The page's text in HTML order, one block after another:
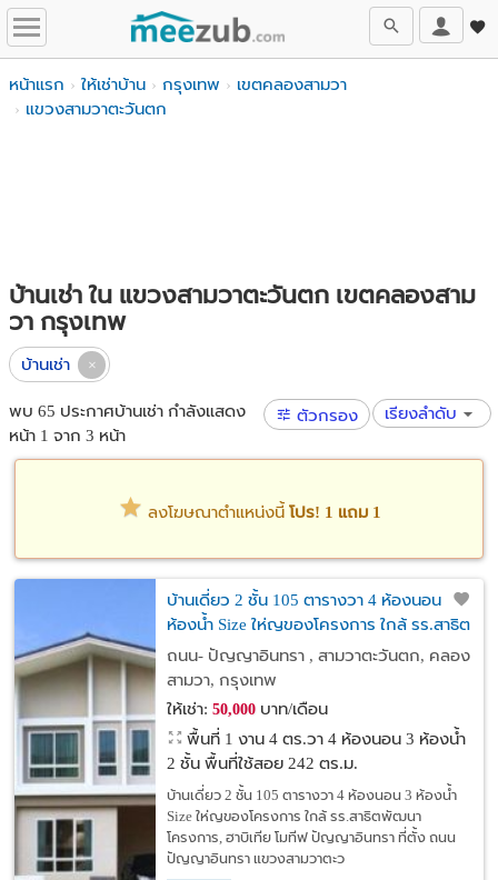
หน้าแรก ให้เช่าบ้าน กรุงเทพ
เขตคลองสามวา
แขวงสามวาตะวันตก
บ้านเช่า ใน แขวงสามวาตะวันตก เขตคลองสาม
วา กรุงเทพ
บ้านเช่า
พบ 65 ประกาศบ้านเช่า กำลังแสดง
หน้า 1 จาก 3 หน้า
ตัวกรอง เรียงลำดับ
ลงโฆษณาตำแหน่งนี้ โปร! 1 แถม 1
บ้านเดี่ยว 2 ชั้น 105 ตารางวา 4 ห้องนอน 3
ห้องน้ำ Size ให่ญของโครงการ ใกล้ รร.สาธิต
พัฒนา
ถนน- ปัญญาอินทรา , สามวาตะวันตก, คลอง
สามวา, กรุงเทพ
ให้เช่า: 50,000บาท/เดือน
พื้นที่ 1 งาน 4 ตร.วา 4 ห้องนอน 3 ห้องน้ำ
2 ชั้น พื้นที่ใช้สอย 242 ตร.ม.
บ้านเดี่ยว 2 ชั้น 105 ตารางวา 4 ห้องนอน 3 ห้องน้ำ
Size ให่ญของโครงการ ใกล้ รร.สาธิตพัฒนา
โครงการ, ฮาบิเทีย โมทีฟ ปัญญาอินทรา ที่ตั้ง ถนน
ปัญญาอินทรา แขวงสามวาตะว